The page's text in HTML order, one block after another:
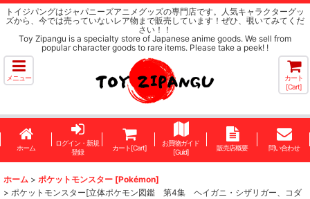
トイジパングはジャパニーズアニメグッズの専門店です。人気キャラクターグッ
ズから、今では売っていないレア物まで販売しています！ぜひ、覗いてみてくだ
さい！！
Toy Zipangu is a specialty store of Japanese anime goods. We sell from
popular character goods to rare items. Please take a peek! !
メニュー
カート
[Cart]
ホーム
ログイン・新規
登録
カート[Cart]
お買物ガイド
[Guid]
販売店概要 問い合わせ
ホーム > ポケットモンスター [Pokémon]
> ポケットモンスター[立体ポケモン図鑑 第4集 ヘイガニ・シザリガー、コダ